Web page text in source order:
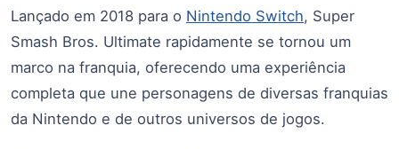
Lançado em 2018 para o Nintendo Switch, Super
Smash Bros. Ultimate rapidamente se tornou um
marco na franquia, oferecendo uma experiência
completa que une personagens de diversas franquias
da Nintendo e de outros universos de jogos.